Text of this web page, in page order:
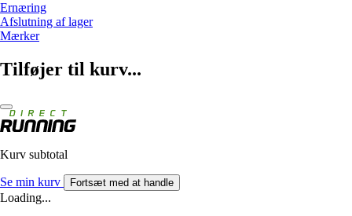
Ernæring
Afslutning af lager
Mærker
Tilføjer til kurv...
Kurv subtotal
Se min kurv Fortsæt med at handle
Loading...